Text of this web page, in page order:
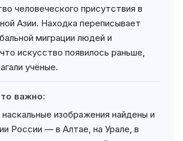
человеческого присутствия в
Азии. Находка переписывает
миграции людей и
искусство появилось раньше,
учёные.
важно:
изображения найдены и
России — в Алтае, на Урале, в